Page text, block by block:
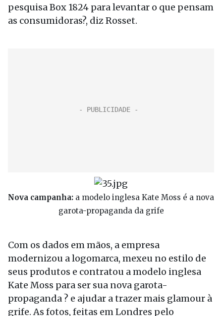
pesquisa Box 1824 para levantar o que pensam
as consumidoras?, diz Rosset.
Nova campanha: a modelo inglesa Kate Moss é a nova
garota-propaganda da grife
Com os dados em mãos, a empresa
modernizou a logomarca, mexeu no estilo de
seus produtos e contratou a modelo inglesa
Kate Moss para ser sua nova garota-
propaganda ? e ajudar a trazer mais glamour à
grife. As fotos, feitas em Londres pelo